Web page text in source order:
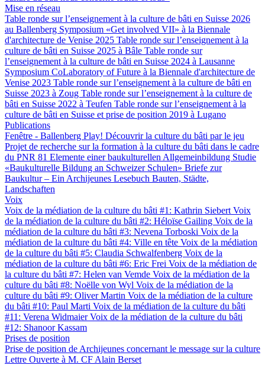
Mise en réseau
Table ronde sur l’enseignement à la culture de bâti en Suisse 2026
au Ballenberg Symposium «Get involved VII» à la Biennale
d'architecture de Venise 2025 Table ronde sur l’enseignement à la
culture de bâti en Suisse 2025 à Bâle Table ronde sur
l’enseignement à la culture de bâti en Suisse 2024 à Lausanne
Symposium CoLaboratory of Future à la Biennale d'architecture de
Venise 2023 Table ronde sur l’enseignement à la culture de bâti en
Suisse 2023 à Zoug Table ronde sur l’enseignement à la culture de
bâti en Suisse 2022 à Teufen Table ronde sur l’enseignement à la
culture de bâti en Suisse et prise de position 2019 à Lugano
Publications
Fenêtre - Ballenberg Play! Découvrir la culture du bâti par le jeu
Projet de recherche sur la formation à la culture du bâti dans le cadre
du PNR 81 Elemente einer baukulturellen Allgemeinbildung Studie
«Baukulturelle Bildung an Schweizer Schulen» Briefe zur
Baukultur – Ein Archijeunes Lesebuch Bauten, Städte,
Landschaften
Voix
Voix de la médiation de la culture du bâti #1: Kathrin Siebert Voix
de la médiation de la culture du bâti #2: Héloïse Gailing Voix de la
médiation de la culture du bâti #3: Nevena Torboski Voix de la
médiation de la culture du bâti #4: Ville en tête Voix de la médiation
de la culture du bâti #5: Claudia Schwalfenberg Voix de la
médiation de la culture du bâti #6: Eric Frei Voix de la médiation de
la culture du bâti #7: Helen van Vemde Voix de la médiation de la
culture du bâti #8: Noëlle von Wyl Voix de la médiation de la
culture du bâti #9: Oliver Martin Voix de la médiation de la culture
du bâti #10: Paul Marti Voix de la médiation de la culture du bâti
#11: Verena WidmaierVoix de la médiation de la culture du bâti
#12: Shanoor Kassam
Prises de position
Prise de position de Archijeunes concernant le message sur la culture
Lettre Ouverte à M. CF Alain Berset